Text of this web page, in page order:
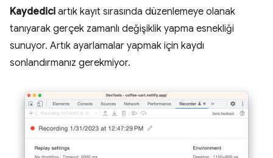
Kaydedici artık kayıt sırasında düzenlemeye olanak
tanıyarak gerçek zamanlı değişiklik yapma esnekliği
sunuyor. Artık ayarlamalar yapmak için kaydı
sonlandırmanız gerekmiyor.